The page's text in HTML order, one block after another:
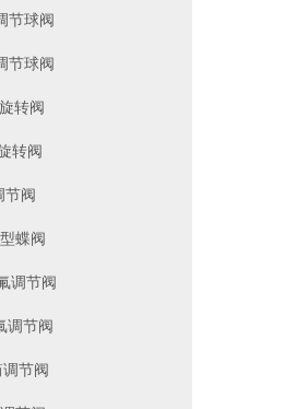
节球阀
节球阀
转阀
转阀
节阀
蝶阀
调节阀
调节阀
节阀